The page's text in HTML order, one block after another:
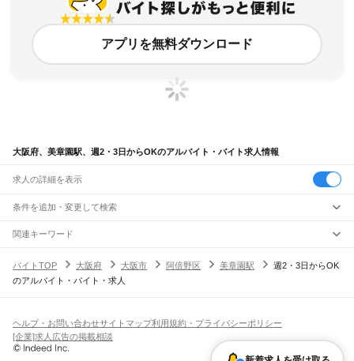
アプリを無料ダウンロード
大阪府、美章園駅、週2・3日からOKのアルバイト・バイト求人情報
求人の詳細を表示
条件を追加・変更して検索
市区町村を追加・変更
大阪府すべて
大阪市 すべて
平野区北区中央区
堺市すべて
堺区 中区
駅を追加・変更
JR神戸線(大阪～神戸)
大阪駅 塚本駅
職種を追加・変更
飲食・フードサービスすべて
ホールスタッフキッチンスタッフ
パン屋（ベーカリー）
バー（BAR）・バーテンダー
人気
日払いOK高校生歓迎 髪型・髪色自由
雇用形態を追加・変更
関連キーワード
バイトTOP
大阪府 大阪市 阿倍野区 美章園駅
週2・3日からOK
のアルバイト・バイト・求人
ヘルプ・お問い合わせサイトマップ利用規約・プライバシーポリシー
[企業]求人広告の掲載相談